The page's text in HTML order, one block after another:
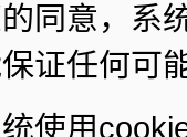
同意，系
证任何可
使用